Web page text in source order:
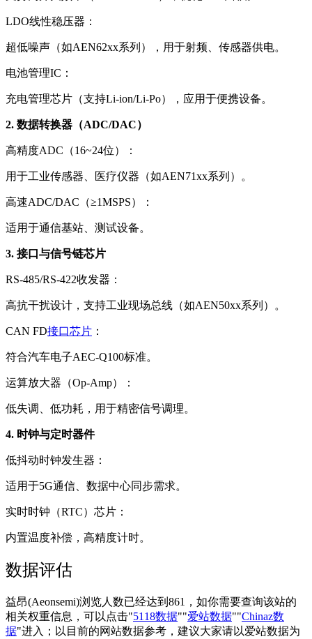
LDO线性稳压器：
超低噪声（如AEN62xx系列），用于射频、传感器供电。
电池管理IC：
充电管理芯片（支持Li-ion/Li-Po），应用于便携设备。
2. 数据转换器（ADC/DAC）
高精度ADC（16~24位）：
用于工业传感器、医疗仪器（如AEN71xx系列）。
高速ADC/DAC（≥1MSPS）：
适用于通信基站、测试设备。
3. 接口与信号链芯片
RS-485/RS-422收发器：
高抗干扰设计，支持工业现场总线（如AEN50xx系列）。
CAN FD接口芯片 ：
符合汽车电子AEC-Q100标准。
运算放大器（Op-Amp）：
低失调、低功耗，用于精密信号调理。
4. 时钟与定时器件
低抖动时钟发生器：
适用于5G通信、数据中心同步需求。
实时时钟（RTC）芯片：
内置温度补偿，高精度计时。
数据评估
益昂(Aeonsemi)浏览人数已经达到861，如你需要查询该站的
相关权重信息，可以点击"5118数据""爱站数据""Chinaz数
据"进入；以目前的网站数据参考，建议大家请以爱站数据为